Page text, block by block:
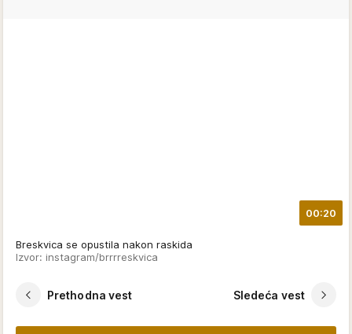
00:20
Breskvica se opustila nakon raskida
Izvor: instagram/brrrreskvica
Prethodna vest Sledeća vest